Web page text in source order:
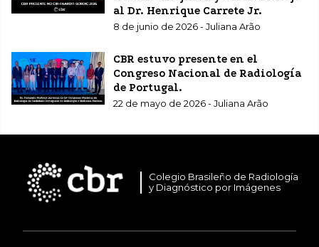
al Dr. Henrique Carrete Jr.
8 de junio de 2026 - Juliana Arão
CBR estuvo presente en el
Congreso Nacional de Radiología
de Portugal.
22 de mayo de 2026 - Juliana Arão
Colegio Brasileño de Radiología
y Diagnóstico por Imágenes